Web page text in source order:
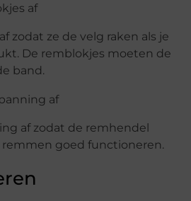
af
zodat ze de velg raken als je
De remblokjes moeten de
band.
af
af zodat de remhendel
goed functioneren.